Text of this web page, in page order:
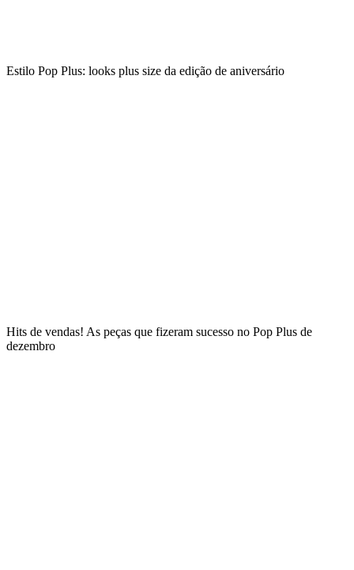
Estilo Pop Plus: looks plus size da edição de aniversário
Hits de vendas! As peças que fizeram sucesso no Pop Plus de
dezembro